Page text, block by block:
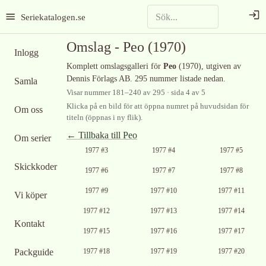
Seriekatalogen.se
Inlogg
Samla
Om oss
Om serier
Skickkoder
Vi köper
Kontakt
Packguide
Omslag - Peo (1970)
Komplett omslagsgalleri för Peo (1970), utgiven av
Dennis Förlags AB. 295 nummer listade nedan.
Visar nummer 181–240 av 295 · sida 4 av 5
Klicka på en bild för att öppna numret på huvudsidan för
titeln (öppnas i ny flik).
← Tillbaka till Peo
Ingen bild
1977 #3 1977 #4 1977 #5
1977 #6 1977 #7 1977 #8
Ingen bild
1977 #9
Ingen bild
1977 #10 1977 #11
Ingen bild
1977 #12 1977 #13 1977 #14
1977 #15 1977 #16
Ingen bild
1977 #17
1977 #18 1977 #19
Ingen bild
1977 #20